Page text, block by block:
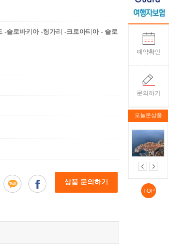
예약확인
문의하기
오늘본상품
TOP
-슬로바키아 -헝가리 -크로아티아 - 슬로
상품 문의하기